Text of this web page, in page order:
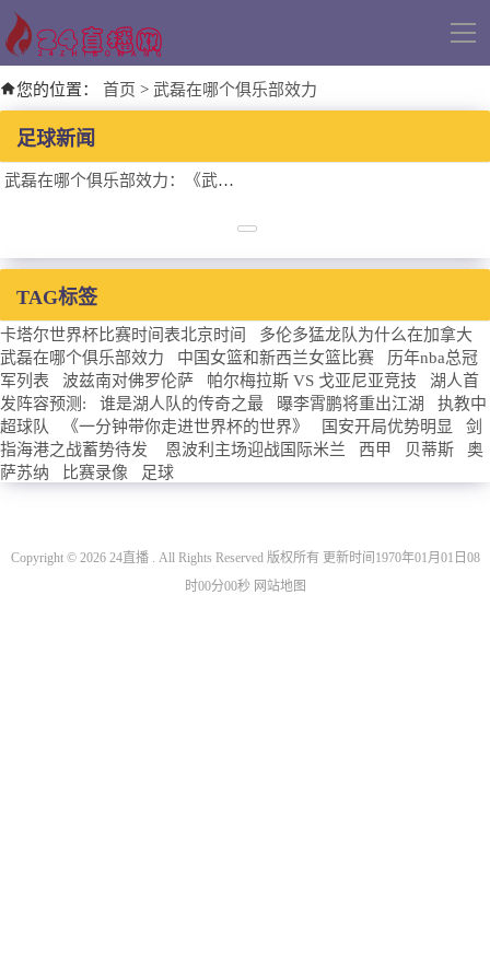
导
您的位置： 首页 > 武磊在哪个俱乐部效力
足球新闻
武磊在哪个俱乐部效力：《武磊的足球之旅：所属俱乐部的背后故事》
TAG标签
卡塔尔世界杯比赛时间表北京时间
多伦多猛龙队为什么在加拿大
武磊在哪个俱乐部效力
中国女篮和新西兰女篮比赛
历年nba总冠
军列表
波兹南对佛罗伦萨 帕尔梅拉斯 VS 戈亚尼亚竞技
湖人首
发阵容预测:
谁是湖人队的传奇之最 曝李霄鹏将重出江湖
执教中
超球队
《一分钟带你走进世界杯的世界》 国安开局优势明显
剑
指海港之战蓄势待发
恩波利主场迎战国际米兰 西甲 贝蒂斯
奥
萨苏纳
比赛录像 足球
Copyright © 2026 24直播 . All Rights Reserved 版权所有 更新时间1970年01月01日08
时00分00秒 网站地图